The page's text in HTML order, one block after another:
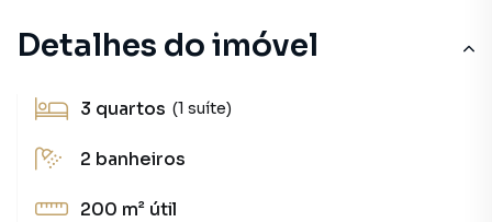
Detalhes do imóvel
3 quartos (1 suíte)
2 banheiros
200 m² útil